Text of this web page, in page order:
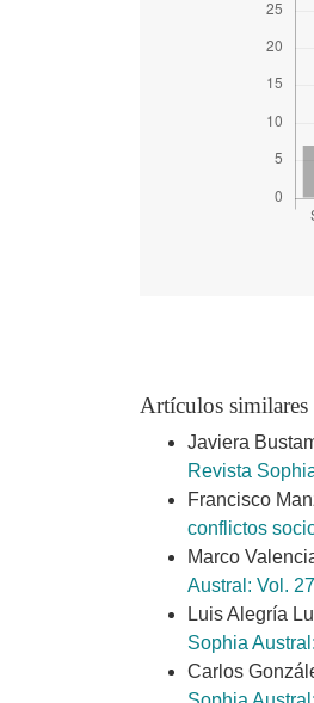
Artículos similares
Javiera
Revista
Francisco
conflictos
Marco
Austral: Vol.
Luis Alegría
Sophia
Carlos